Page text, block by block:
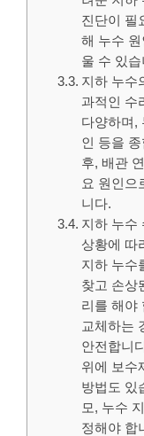
진단이 필
해 누수 원
울 수 있습
지하 누수
과적인 수
다양하며,
인 등을
후, 배관
요 원인으
니다.
지하 누수
상황에 따
지하 누수
찾고 손상
리를 해야
교체하는
안전합니
위에 보수
방법도 있
모, 누수
정해야 합